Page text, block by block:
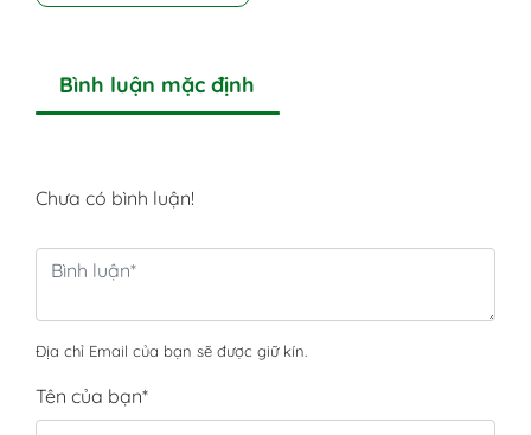
Bình luận mặc định
Chưa có bình luận!
Địa chỉ Email của bạn sẽ được giữ kín.
Tên của bạn*